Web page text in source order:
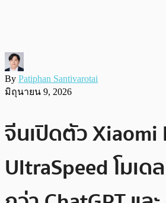
By Patiphan Santivarotai
มิถุนายน 9, 2026
จีนเปิดตัว Xiaomi
UltraSpeed โมเด